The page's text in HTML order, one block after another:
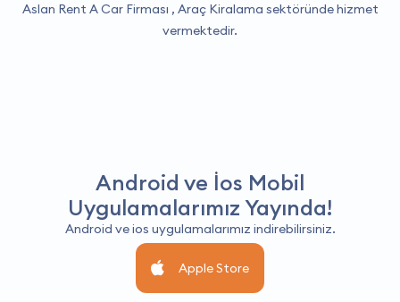
Aslan Rent A Car Firması , Araç Kiralama sektöründe hizmet
vermektedir.
Android ve İos Mobil
Uygulamalarımız Yayında!
Android ve ios uygulamalarımız indirebilirsiniz.
Apple Store